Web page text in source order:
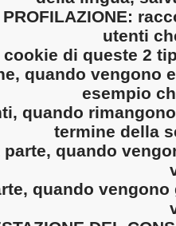
utenti
cookie di queste 2
quando vengono
esempio
quando
termine della
quando
quando